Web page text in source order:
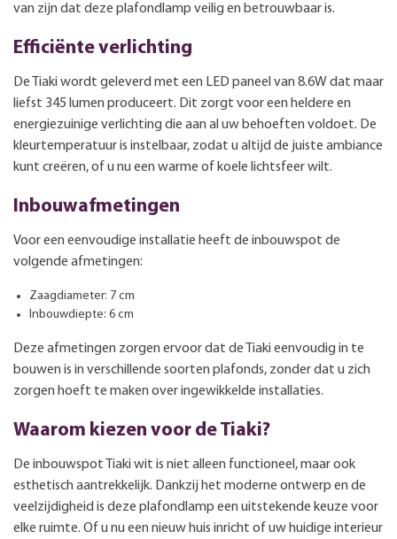
van zijn dat deze plafondlamp veilig en betrouwbaar is.
Efficiënte verlichting
De Tiaki wordt geleverd met een LED paneel van 8.6W dat maar
liefst 345 lumen produceert. Dit zorgt voor een heldere en
energiezuinige verlichting die aan al uw behoeften voldoet. De
kleurtemperatuur is instelbaar, zodat u altijd de juiste ambiance
kunt creëren, of u nu een warme of koele lichtsfeer wilt.
Inbouwafmetingen
Voor een eenvoudige installatie heeft de inbouwspot de
volgende afmetingen:
Zaagdiameter: 7 cm
Inbouwdiepte: 6 cm
Deze afmetingen zorgen ervoor dat de Tiaki eenvoudig in te
bouwen is in verschillende soorten plafonds, zonder dat u zich
zorgen hoeft te maken over ingewikkelde installaties.
Waarom kiezen voor de Tiaki?
De inbouwspot Tiaki wit is niet alleen functioneel, maar ook
esthetisch aantrekkelijk. Dankzij het moderne ontwerp en de
veelzijdigheid is deze plafondlamp een uitstekende keuze voor
elke ruimte. Of u nu een nieuw huis inricht of uw huidige interieur